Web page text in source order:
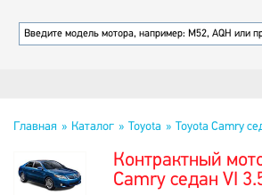
Главная Каталог Toyota Toyota Camry
Контрактный
Camry седан VI